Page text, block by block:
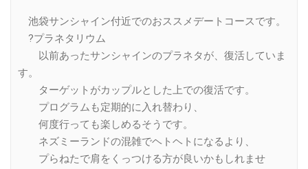
池袋サンシャイン付近でのおススメデートコースです。
?プラネタリウム
以前あったサンシャインのプラネタが、復活していま
す。
ターゲットがカップルとした上での復活です。
プログラムも定期的に入れ替わり、
何度行っても楽しめるそうです。
ネズミーランドの混雑でヘトヘトになるより、
プらねたで肩をくっつける方が良いかもしれませ